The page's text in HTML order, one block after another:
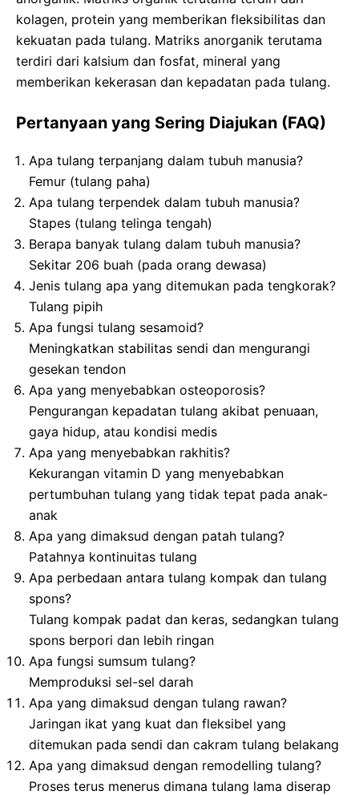
kolagen, protein yang memberikan fleksibilitas dan
kekuatan pada tulang. Matriks anorganik terutama
terdiri dari kalsium dan fosfat, mineral yang
memberikan kekerasan dan kepadatan pada tulang.
Pertanyaan yang Sering Diajukan (FAQ)
Apa tulang terpanjang dalam tubuh manusia?
Femur (tulang paha)
Apa tulang terpendek dalam tubuh manusia?
Stapes (tulang telinga tengah)
Berapa banyak tulang dalam tubuh manusia?
Sekitar 206 buah (pada orang dewasa)
Jenis tulang apa yang ditemukan pada tengkorak?
Tulang pipih
Apa fungsi tulang sesamoid?
Meningkatkan stabilitas sendi dan mengurangi
gesekan tendon
Apa yang menyebabkan osteoporosis?
Pengurangan kepadatan tulang akibat penuaan,
gaya hidup, atau kondisi medis
Apa yang menyebabkan rakhitis?
Kekurangan vitamin D yang menyebabkan
pertumbuhan tulang yang tidak tepat pada anak-
anak
Apa yang dimaksud dengan patah tulang?
Patahnya kontinuitas tulang
Apa perbedaan antara tulang kompak dan tulang
spons?
Tulang kompak padat dan keras, sedangkan tulang
spons berpori dan lebih ringan
Apa fungsi sumsum tulang?
Memproduksi sel-sel darah
Apa yang dimaksud dengan tulang rawan?
Jaringan ikat yang kuat dan fleksibel yang
ditemukan pada sendi dan cakram tulang belakang
Apa yang dimaksud dengan remodelling tulang?
Proses terus menerus dimana tulang lama diserap